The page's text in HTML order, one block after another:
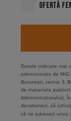
OFERTĂ
Datele indicate mai
administrate de MIG
București, sector 3,
de materiale
Administratorului).
dezabonezi, să
să ne adresezi